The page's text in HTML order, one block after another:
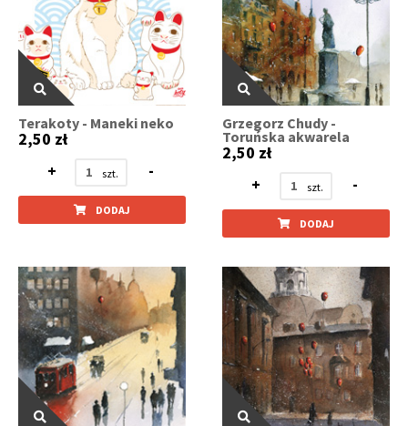
Terakoty - Maneki neko
2,50 zł
+
-
DODAJ
Grzegorz Chudy -
Toruńska akwarela
2,50 zł
+
-
DODAJ